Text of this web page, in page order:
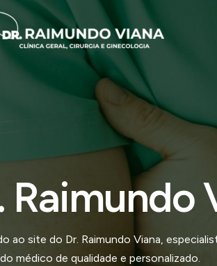
Raimundo
ao site do Dr. Raimundo Viana,
médico de qualidade e personalizado.